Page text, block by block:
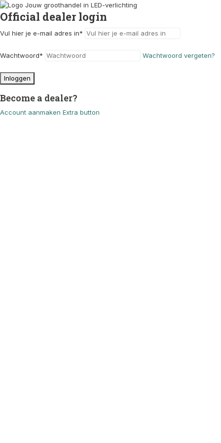
Official dealer login
Vul hier je e-mail adres in*
Wachtwoord* Wachtwoord vergeten?
Inloggen
Become a dealer?
Account aanmaken Extra button